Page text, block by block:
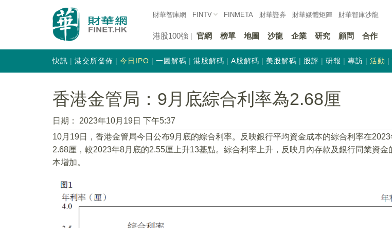
財華智庫網 FINTV FINMETA 財華證券 財華媒體矩陣 財華智庫沙龍
港股100強 官網 榜單 地圖 沙龍 企業 研究 顧問 合作
快訊 港交所發佈 今日IPO 一圖解碼 港股解碼 A股解碼 美股解碼 股評 研報 專訪 活動
香港金管局：9月底綜合利率為2.68厘
日期：
2023年10月19日 下午5:37
10月19日，香港金管局今日公布9月底的綜合利率。反映銀行平均資金成本的綜合利率在
2.68厘，較2023年8月底的2.55厘上升13基點。綜合利率上升，反映月內存款及銀行同業資金
本增加。